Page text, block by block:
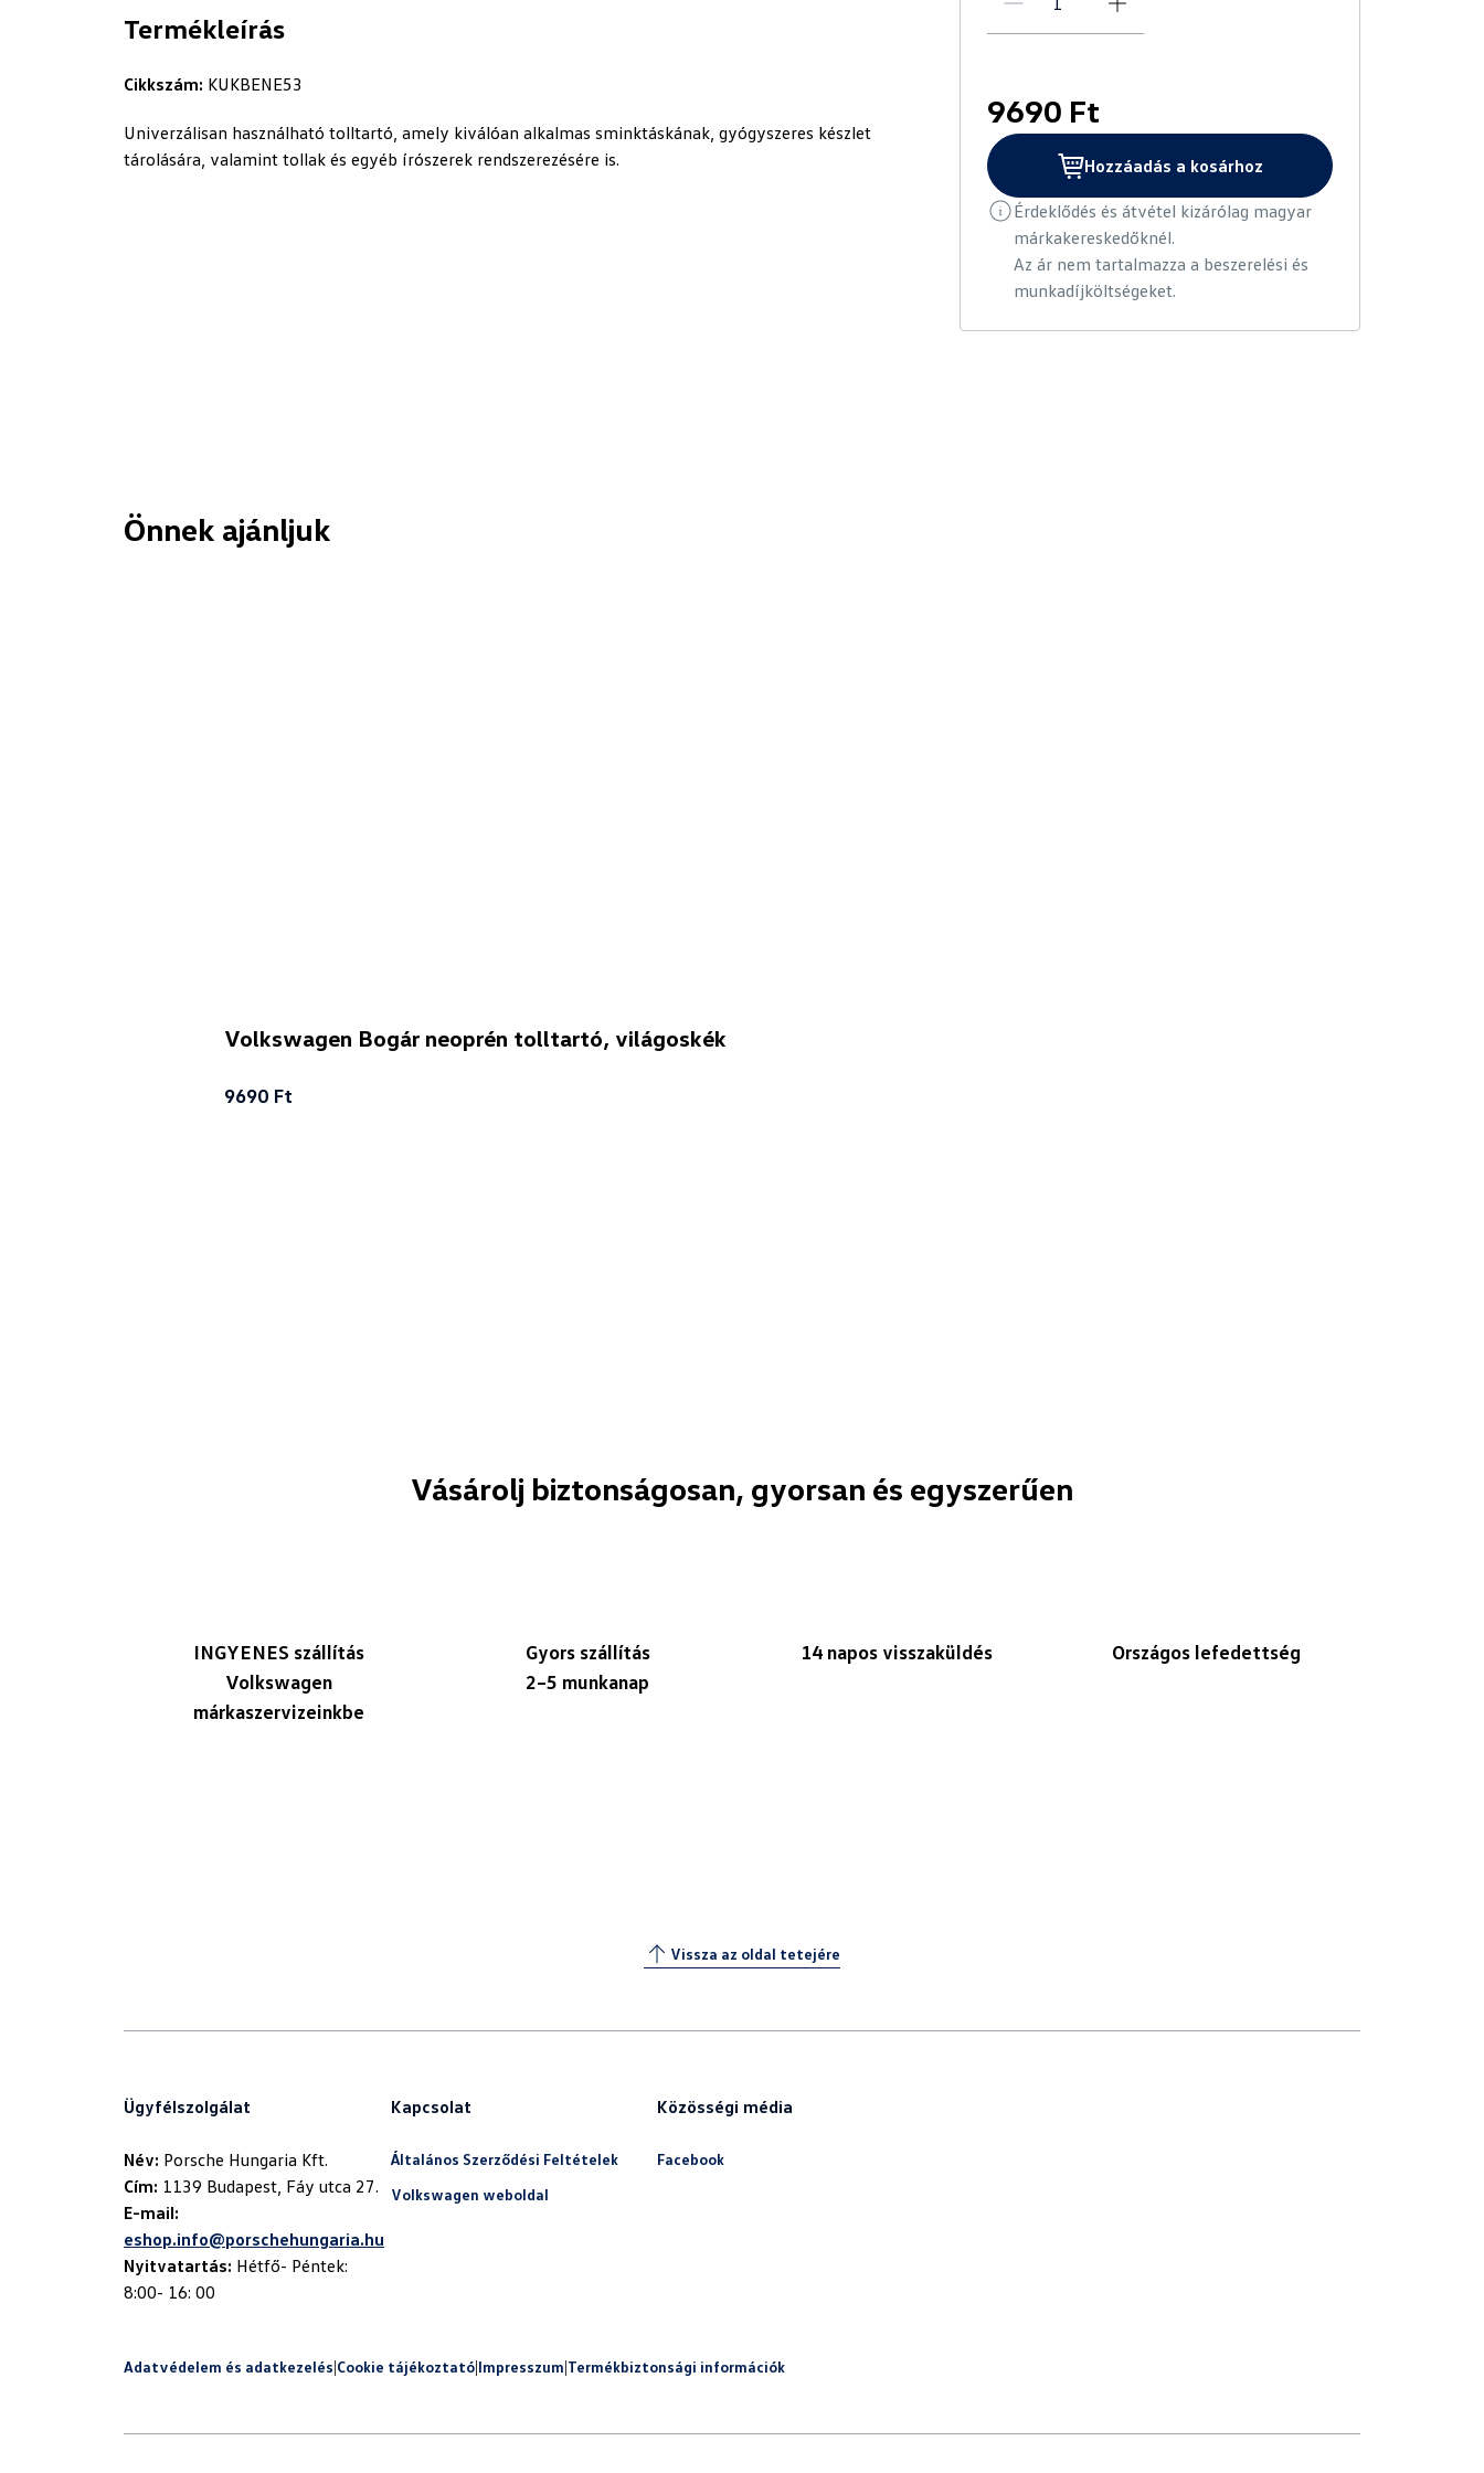
Termékleírás
Cikkszám: KUKBENE53
Univerzálisan használható tolltartó, amely kiválóan alkalmas sminktáskának, gyógyszeres készlet
tárolására, valamint tollak és egyéb írószerek rendszerezésére is.
9690 Ft
Hozzáadás a kosárhoz
Érdeklődés és átvétel kizárólag magyar
márkakereskedőknél.
Az ár nem tartalmazza a beszerelési és
munkadíjköltségeket.
Önnek ajánljuk
Volkswagen Bogár neoprén tolltartó, világoskék
9690 Ft
Vásárolj biztonságosan, gyorsan és egyszerűen
INGYENES szállítás
Volkswagen
márkaszervizeinkbe
Gyors szállítás
2–5 munkanap
14 napos visszaküldés Országos lefedettség
Vissza az oldal tetejére
Ügyfélszolgálat
Név:
Cím:
E-mail:
eshop.info@porschehungaria.hu
Nyitvatartás: Hétfő- Péntek:
8:00- 16: 00
Kapcsolat
Általános Szerződési Feltételek
Volkswagen weboldal
Közösségi média
Facebook
Adatvédelem és adatkezelés|Cookie tájékoztató|Impresszum|Termékbiztonsági információk